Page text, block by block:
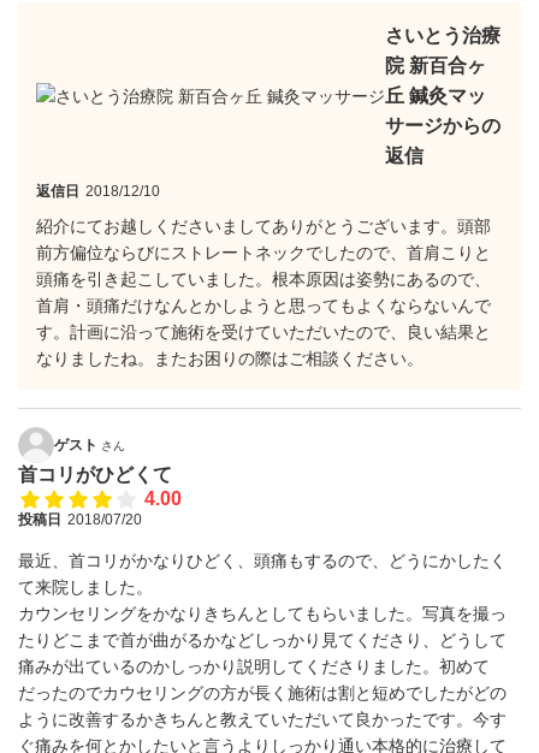
さいとう治療
院 新百合ヶ
丘 鍼灸マッ
サージからの
返信
返信日 2018/12/10
紹介にてお越しくださいましてありがとうございます。頭部
前方偏位ならびにストレートネックでしたので、首肩こりと
頭痛を引き起こしていました。根本原因は姿勢にあるので、
首肩・頭痛だけなんとかしようと思ってもよくならないんで
す。計画に沿って施術を受けていただいたので、良い結果と
なりましたね。またお困りの際はご相談ください。
ゲスト さん
首コリがひどくて
4.00
投稿日 2018/07/20
最近、首コリがかなりひどく、頭痛もするので、どうにかしたく
て来院しました。
カウンセリングをかなりきちんとしてもらいました。写真を撮っ
たりどこまで首が曲がるかなどしっかり見てくださり、どうして
痛みが出ているのかしっかり説明してくださりました。初めて
だったのでカウセリングの方が長く施術は割と短めでしたがどの
ように改善するかきちんと教えていただいて良かったです。今す
ぐ痛みを何とかしたいと言うよりしっかり通い本格的に治療して